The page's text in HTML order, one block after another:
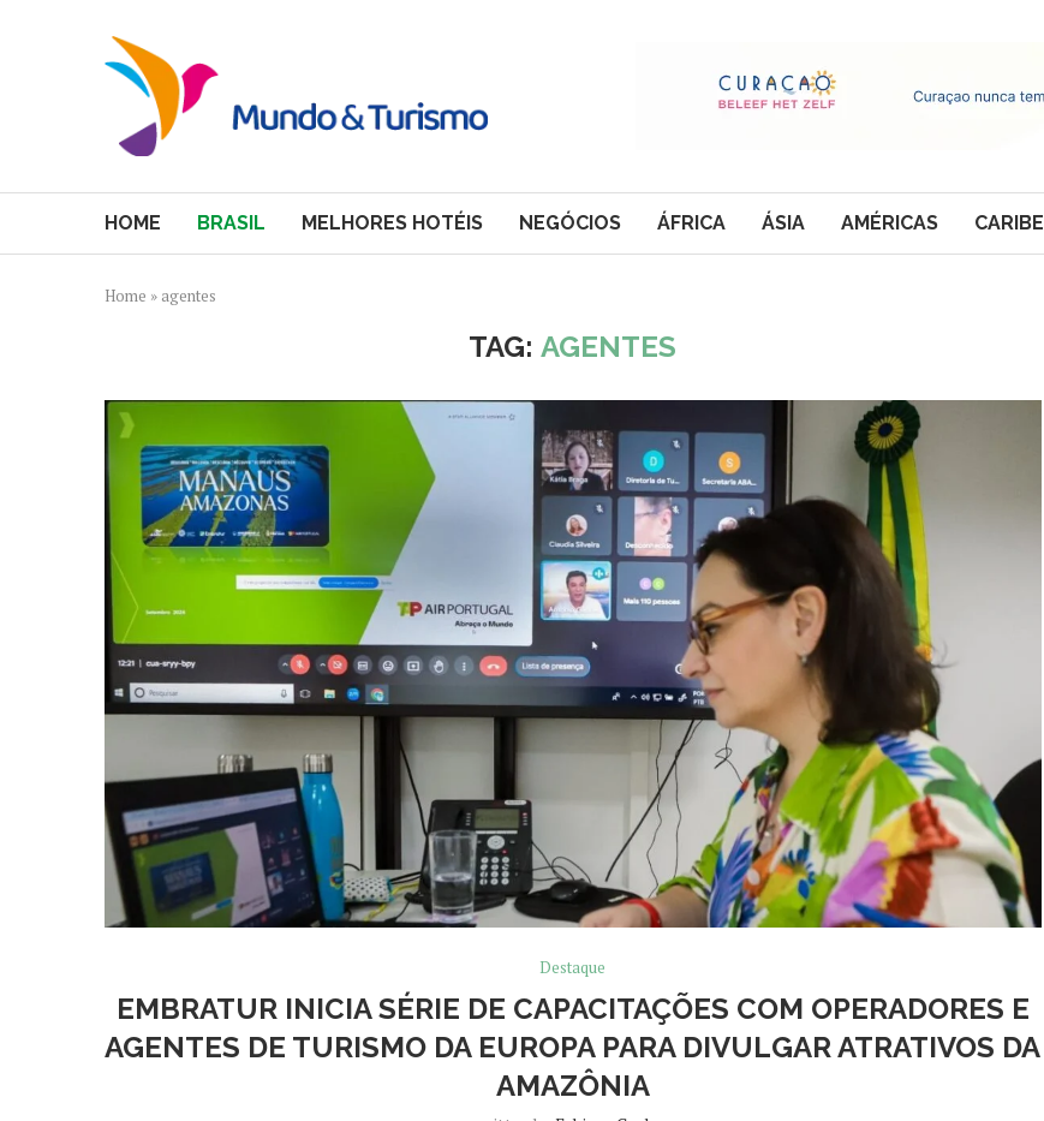
HOME BRASIL MELHORES HOTÉIS NEGÓCIOS ÁFRICA ÁSIA AMÉRICAS CARIBE
Home » agentes
TAG:AGENTES
Destaque
EMBRATUR INICIA SÉRIE DE CAPACITAÇÕES COM OPERADORES E
AGENTES DE TURISMO DA EUROPA PARA DIVULGAR ATRATIVOS DA
AMAZÔNIA